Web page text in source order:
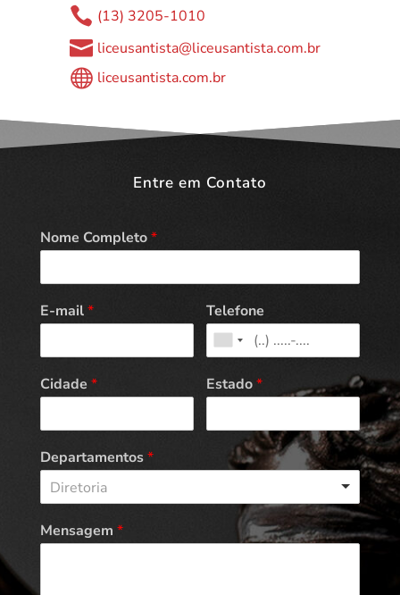
 (13) 3205-1010
 liceusantista@liceusantista.com.br
 liceusantista.com.br
Entre em Contato
Nome Completo*
E-mail* Telefone
Cidade * Estado*
Departamentos*
Diretoria
Mensagem *